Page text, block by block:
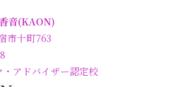
音(KAON)
市十町763
アドバイザー認定校